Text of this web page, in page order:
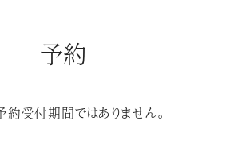
予約
約受付期間ではありません。